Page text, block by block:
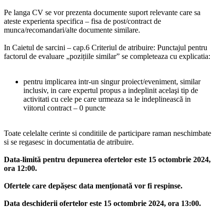
Pe langa CV se vor prezenta documente suport relevante care sa
ateste experienta specifica – fisa de post/contract de
munca/recomandari/alte documente similare.
In Caietul de sarcini – cap.6 Criteriul de atribuire: Punctajul pentru
factorul de evaluare „pozițiile similar” se completeaza cu explicatia:
pentru implicarea intr-un singur proiect/eveniment, similar
inclusiv, in care expertul propus a indeplinit acelaşi tip de
activitati cu cele pe care urmeaza sa le indeplinească in
viitorul contract – 0 puncte
Toate celelalte cerinte si conditiile de participare raman neschimbate
si se regasesc in documentatia de atribuire.
Data-limită pentru depunerea ofertelor este 15 octombrie 2024,
ora 12:00.
Ofertele care depășesc data menționată vor fi respinse.
Data deschiderii ofertelor este 15 octombrie 2024, ora 13:00.